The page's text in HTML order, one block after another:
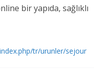
bir yapıda, sağlıklı
tr/urunler/sejour